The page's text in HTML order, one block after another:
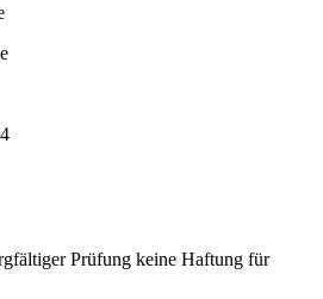
Prüfung keine Haftung für